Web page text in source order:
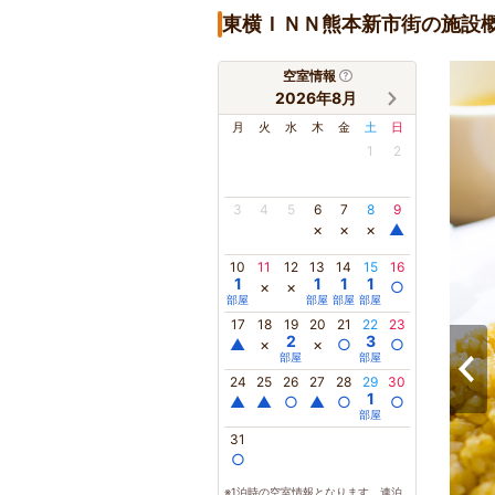
東横ＩＮＮ熊本新市街の施設
空室情報
2026年8月
月 火 水 木 金 土 日
1 2
3 4 5 6
×
7
×
8
×
9
▲
10
1
部屋
11
×
12
×
13
1
部屋
14
1
部屋
15
1
部屋
16
○
17
▲
18
×
19
2
部屋
20
×
21
○
22
3
部屋
23
○
24
▲
25
▲
26
○
27
▲
28
○
29
1
部屋
30
○
31
○
※1泊時の空室情報となります。連泊